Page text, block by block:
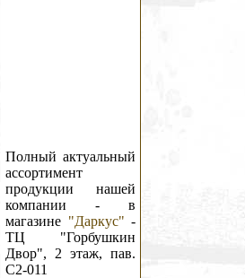
Полный актуальный
ассортимент
продукции нашей
компании - в
магазине "Даркус" -
ТЦ "Горбушкин
Двор", 2 этаж, пав.
C2-011